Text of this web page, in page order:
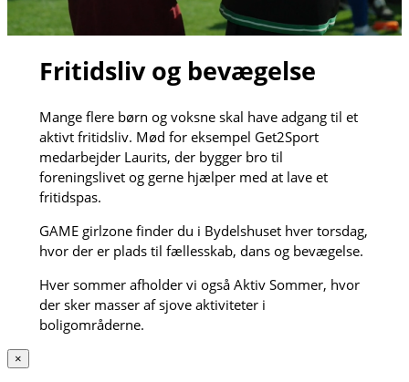
Fritidsliv og bevægelse
Mange flere børn og voksne skal have adgang til et
aktivt fritidsliv. Mød for eksempel Get2Sport
medarbejder Laurits, der bygger bro til
foreningslivet og gerne hjælper med at lave et
fritidspas.
GAME girlzone finder du i Bydelshuset hver torsdag,
hvor der er plads til fællesskab, dans og bevægelse.
Hver sommer afholder vi også Aktiv Sommer, hvor
der sker masser af sjove aktiviteter i
boligområderne.
×